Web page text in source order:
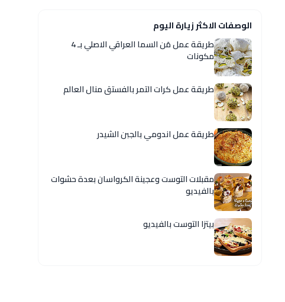
الوصفات الاكثر زيارة اليوم
طريقة عمل مَن السما العراقي الاصلي بـ 4
مكونات
طريقة عمل كرات التمر بالفستق منال العالم
طريقة عمل اندومي بالجبن الشيدر
مقبلات التوست وعجينة الكرواسان بعدة حشوات
بالفيديو
بيتزا التوست بالفيديو